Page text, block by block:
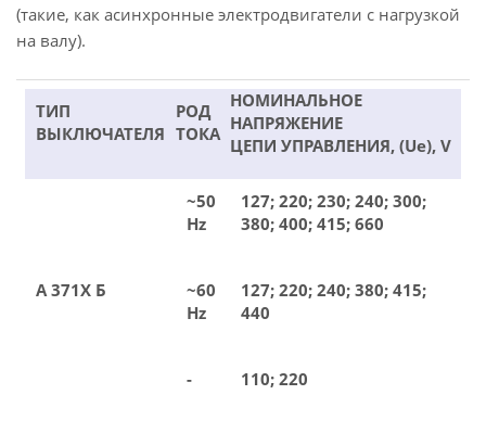
(такие, как асинхронные электродвигатели с нагрузкой
на валу).
ТИП
ВЫКЛЮЧАТЕЛЯ
РОД
ТОКА
НОМИНАЛЬНОЕ
НАПРЯЖЕНИЕ
ЦЕПИ УПРАВЛЕНИЯ, (Ue), V
А 371Х Б
~50
Hz
127; 220; 230; 240; 300;
380; 400; 415; 660
~60
Hz
127; 220; 240; 380; 415;
440
- 110; 220